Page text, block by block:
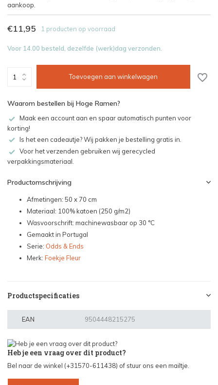
aankoop.
€11,95 1 producten op voorraad
Voor 14.00 besteld, dezelfde (werk)dag verzonden.
Toevoegen aan winkelwagen
Waarom bestellen bij Hoge Ramen?
Maak een account aan en spaar automatisch punten voor
korting!
Is het een cadeautje? Wij pakken je bestelling gratis in.
Voor het verzenden gebruiken wij gerecycled
verpakkingsmateriaal.
Productomschrijving
Afmetingen: 50 x 70 cm
Materiaal: 100% katoen (250 g/m2)
Wasvoorschrift: machinewasbaar op 30 °C
Gemaakt in Portugal
Serie: Odds & Ends
Merk: Foekje Fleur
Productspecificaties
EAN 9504448215275
Heb je een vraag over dit product?
Bel naar de winkel (+31570-611438) of stuur ons een mailtje.